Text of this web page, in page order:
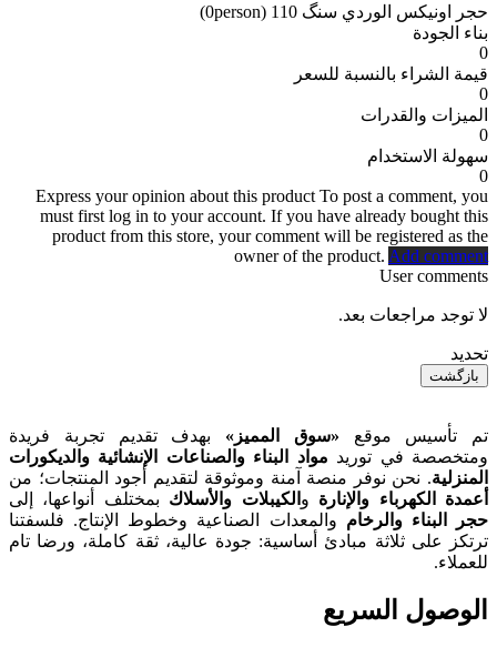
حجر اونیکس الوردي سنگ 110
(0person)
بناء الجودة
0
قيمة الشراء بالنسبة للسعر
0
الميزات والقدرات
0
سهولة الاستخدام
0
Express your opinion about this product To post a comment, you
must first log in to your account. If you have already bought this
product from this store, your comment will be registered as the
owner of the product. Add comment
User comments
لا توجد مراجعات بعد.
تحديد
بازگشت
تم تأسيس موقع «سوق المميز» بهدف تقديم تجربة فريدة
ومتخصصة في توريد مواد البناء والصناعات الإنشائية والديكورات
المنزلية. نحن نوفر منصة آمنة وموثوقة لتقديم أجود المنتجات؛ من
أعمدة الكهرباء والإنارة و الكيبلات والأسلاك بمختلف أنواعها، إلى
حجر البناء والرخام والمعدات الصناعية وخطوط الإنتاج. فلسفتنا
ترتكز على ثلاثة مبادئ أساسية: جودة عالية، ثقة كاملة، ورضا تام
للعملاء.
الوصول السریع